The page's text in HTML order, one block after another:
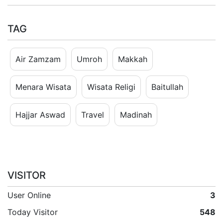
TAG
Air Zamzam Umroh Makkah
Menara Wisata Wisata Religi Baitullah
Hajjar Aswad Travel Madinah
VISITOR
User Online
3
Today Visitor
548